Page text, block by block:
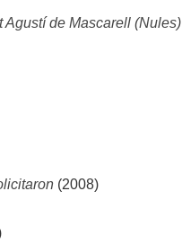
Agustí de Mascarell (Nules)
(2008)